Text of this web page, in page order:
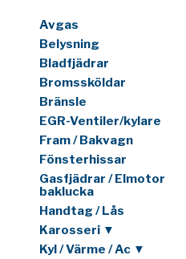
Avgas
Belysning
Bladfjädrar
Bromssköldar
Bränsle
EGR-Ventiler/kylare
Fram / Bakvagn
Fönsterhissar
Gasfjädrar / Elmotor
baklucka
Handtag / Lås
Karosseri ▼
Kyl / Värme / Ac ▼